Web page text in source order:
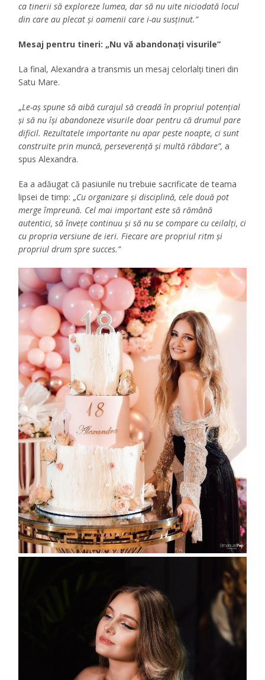
ca tinerii să exploreze lumea, dar să nu uite niciodată locul
din care au plecat și oamenii care i-au susținut.”
Mesaj pentru tineri: „Nu vă abandonați visurile”
La final, Alexandra a transmis un mesaj celorlalți tineri din
Satu Mare.
„Le-aș spune să aibă curajul să creadă în propriul potențial
și să nu își abandoneze visurile doar pentru că drumul pare
dificil. Rezultatele importante nu apar peste noapte, ci sunt
construite prin muncă, perseverență și multă răbdare”, a
spus Alexandra.
Ea a adăugat că pasiunile nu trebuie sacrificate de teama
lipsei de timp: „Cu organizare și disciplină, cele două pot
merge împreună. Cel mai important este să rămână
autentici, să învețe continuu și să nu se compare cu ceilalți, ci
cu propria versiune de ieri. Fiecare are propriul ritm și
propriul drum spre succes.”